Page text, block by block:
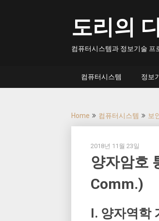
도리의
컴퓨터시스템과 정보기술 프
컴퓨터시스템 정보
Home 컴퓨터시스템 보
2018년 11월 23일
양자암호
Comm.)
I. 양자역학